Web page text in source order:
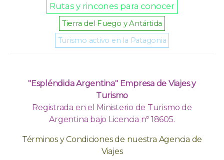
Rutas y rincones para conocer
Tierra del Fuego y Antártida
Turismo activo en la Patagonia
"Espléndida Argentina" Empresa de Viajes y
Turismo
Registrada en el Ministerio de Turismo de
Argentina bajo Licencia nº 18605.
Términos y Condiciones de nuestra Agencia de
Viajes